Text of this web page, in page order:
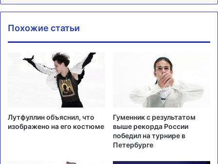
Похожие статьи
Лутфуллин объяснил, что
изображено на его костюме
Гуменник с результатом
выше рекорда России
победил на турнире в
Петербурге